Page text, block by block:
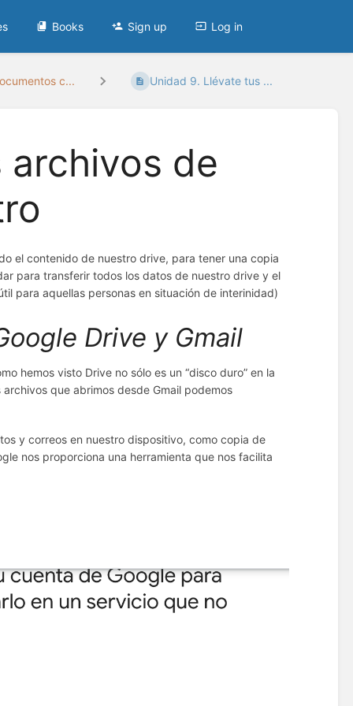
Books Sign up Log in
c... Unidad 9. Llévate tus ...
de
el contenido de nuestro drive, para tener una copia
para transferir todos los datos de nuestro drive y el
para aquellas personas en situación de interinidad)
Drive y Gmail
hemos visto Drive no sólo es un “disco duro” en la
que abrimos desde Gmail podemos
y correos en nuestro dispositivo, como copia de
nos proporciona una herramienta que nos facilita